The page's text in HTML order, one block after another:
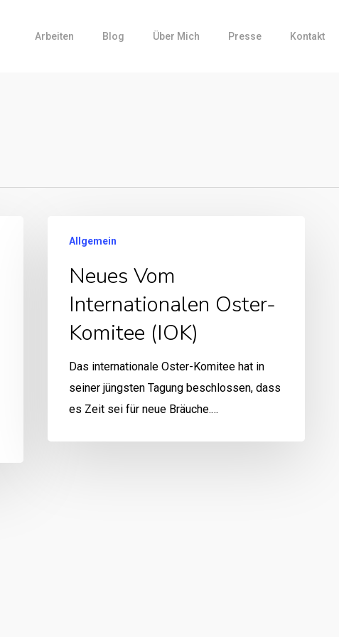
Arbeiten Blog Über Mich Presse Kontakt
Allgemein
Neues Vom
Internationalen Oster-
Komitee (IOK)
Das internationale Oster-Komitee hat in
seiner jüngsten Tagung beschlossen, dass
es Zeit sei für neue Bräuche.…